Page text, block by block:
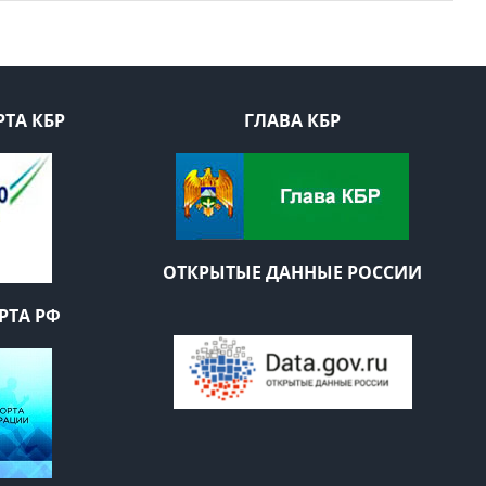
КБР
РФ
ГЛАВА КБР
ОТКРЫТЫЕ ДАННЫЕ РОССИИ